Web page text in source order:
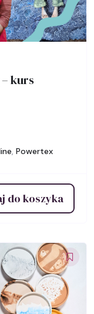
– kurs
, Powertex
do koszyka